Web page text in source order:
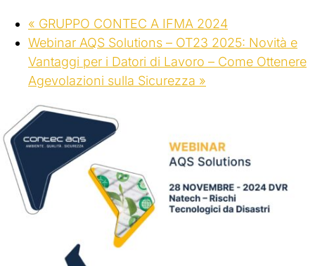
« GRUPPO CONTEC A IFMA 2024
Webinar AQS Solutions – OT23 2025: Novità e
Vantaggi per i Datori di Lavoro – Come Ottenere
Agevolazioni sulla Sicurezza »